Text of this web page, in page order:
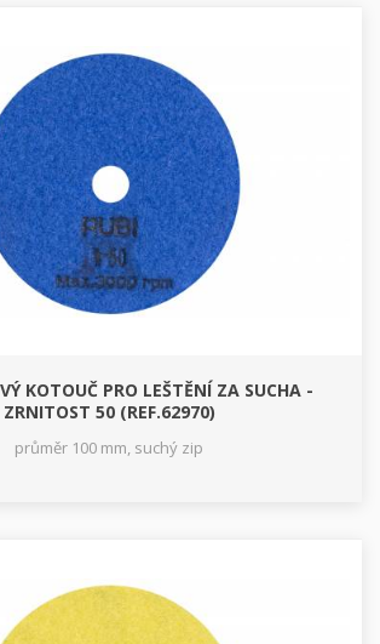
KOTOUČ PRO LEŠTĚNÍ ZA SUCHA -
ZRNITOST 50 (REF.62970)
průměr 100 mm, suchý zip